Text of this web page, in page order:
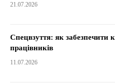
21.07.2026
Спецвзуття: як забезпечити
працівників
11.07.2026